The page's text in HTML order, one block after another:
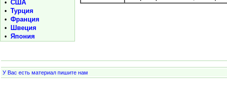
• США
• Турция
• Франция
•
Швеция
• Япония
У Вас есть материал пишите нам